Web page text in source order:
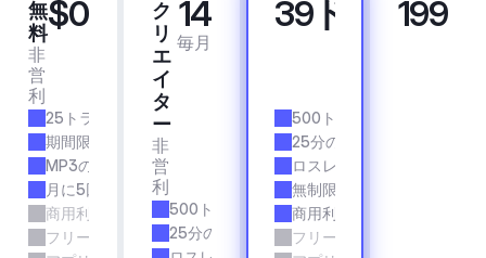
無
料
非
営
利
$0
25トラック/月
期間限定
MP3の品質
月に5回のダウンロード
商用利用
フリーランスとエージェンシーの仕事
ク
リ
エ
イ
タ
ー
非
営
利
14
毎月
500トラック/月
25分の所要時間
プ
ロ
39ドル
500トラック/月
25分の所要時間
ロスレス品質
無制限のダウンロード
商用利用
フリーランスとエージェン
ビ
ジ
199